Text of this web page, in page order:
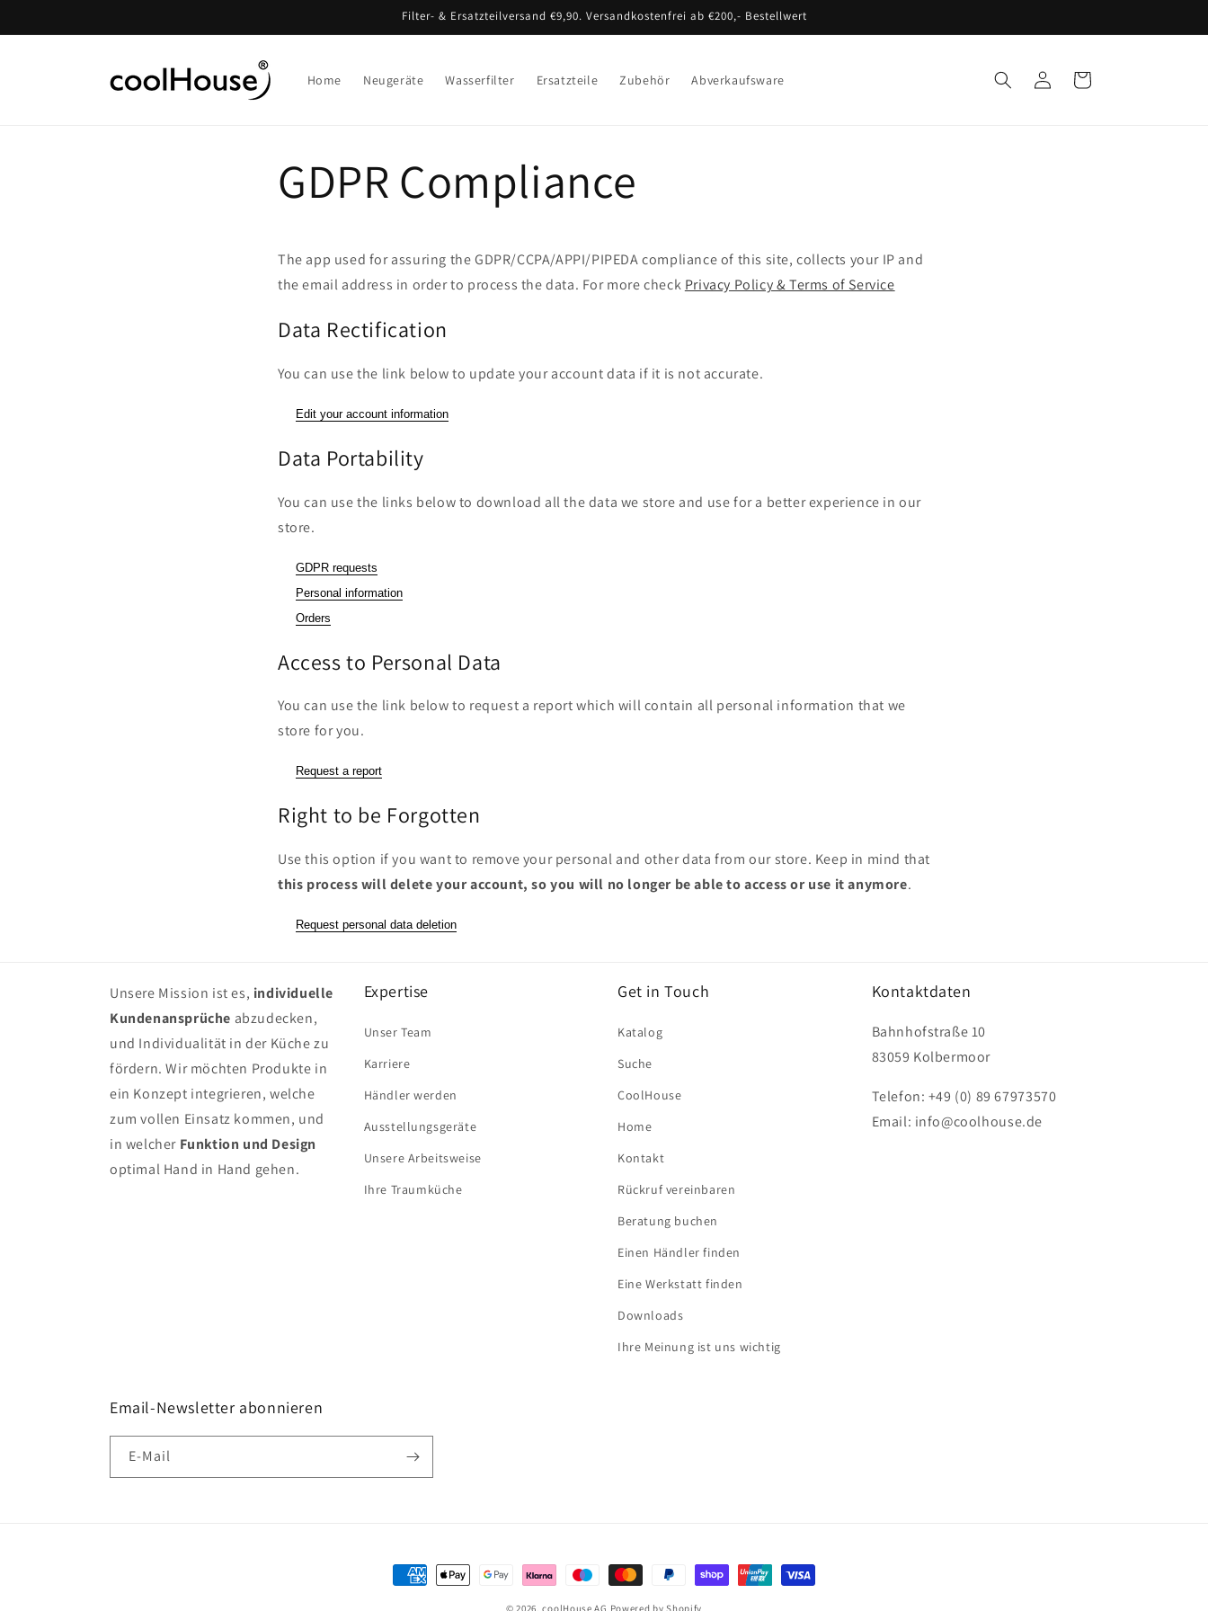
Inhalt
Filter- & Ersatzteilversand €9,90. Versandkostenfrei ab €200,- Bestellwert
Home Neugeräte Wasserfilter Ersatzteile Zubehör Abverkaufsware EinloggenWarenkorb
GDPR Compliance
The app used for assuring the GDPR/CCPA/APPI/PIPEDA compliance of this site, collects your IP and
the email address in order to process the data. For more check Privacy Policy & Terms of Service
Data Rectification
You can use the link below to update your account data if it is not accurate.
Edit your account information
Data Portability
You can use the links below to download all the data we store and use for a better experience in our
store.
GDPR requests
Personal information
Orders
Access to Personal Data
You can use the link below to request a report which will contain all personal information that we
store for you.
Request a report
Right to be Forgotten
Use this option if you want to remove your personal and other data from our store. Keep in mind that
this process will delete your account, so you will no longer be able to access or use it anymore.
Request personal data deletion
Unsere Mission ist es, individuelle
Kundenansprüche abzudecken,
und Individualität in der Küche zu
fördern. Wir möchten Produkte in
ein Konzept integrieren, welche
zum vollen Einsatz kommen, und
in welcher Funktion und Design
optimal Hand in Hand gehen.
Expertise
Unser Team
Karriere
Händler werden
Ausstellungsgeräte
Unsere Arbeitsweise
Ihre Traumküche
Get in Touch
Katalog
Suche
CoolHouse
Home
Kontakt
Rückruf vereinbaren
Beratung buchen
Einen Händler finden
Eine Werkstatt finden
Downloads
Ihre Meinung ist uns wichtig
Kontaktdaten
Bahnhofstraße 10
83059 Kolbermoor
Telefon: +49 (0) 89 67973570
Email: info@coolhouse.de
Email-Newsletter abonnieren
E-Mail
Zahlungsmethoden